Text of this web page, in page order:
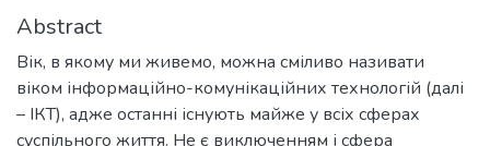
Abstract
Вік, в якому ми живемо, можна сміливо називати
віком інформаційно-комунікаційних технологій (далі
– ІКТ), адже останні існують майже у всіх сферах
суспільного життя. Не є виключенням і сфера